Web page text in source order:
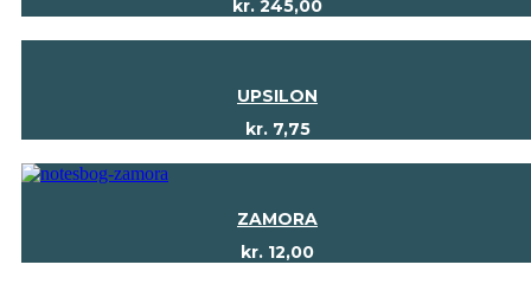
kr. 245,00
UPSILON
kr.7,75
ZAMORA
kr. 12,00